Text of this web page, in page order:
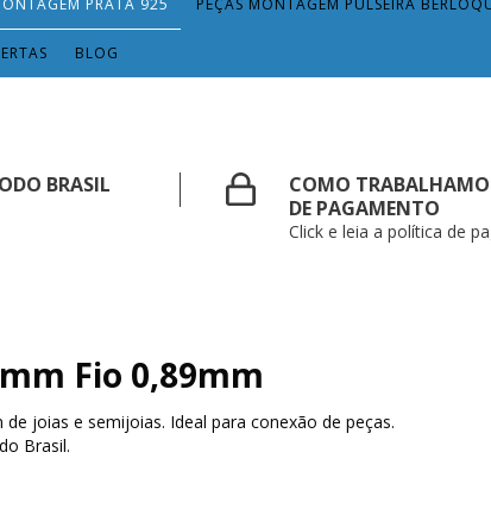
BLOG
BRASIL
COMO
DE PAGAMENTO
Click e leia a política de
Fio 0,89mm
joias e semijoias. Ideal para conexão de peças.
Brasil.